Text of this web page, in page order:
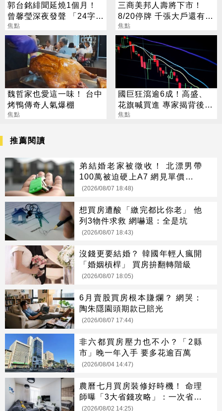
郭台銘緋聞延燒1個月！
曾馨瑩深夜發聲 「24字」
吐盡最心繫的事
焦點
三商美邦人壽將下市！
8/20停牌 千張大戶還有
252人
焦點
魏哲家也愛這一味！ 台中
烤鴨傳奇人氣爆棚
焦點
國巨狂瀉逾6成！高盛、
花旗喊買進 專家揭背後真
相
焦點
推薦閱讀
弟結婚老家被徵收！ 北漂男帶
100萬被迫硬上A7 網見單價驚呆
了
(2026/08/07 18:48)
想買房遭酸「繳完都比你老」 他
列3物件求救 網嚇退：全是坑
(2026/08/07 18:43)
沒錢更要結婚？ 韓國年輕人瘋開
「婚姻槓桿」 買房拚翻轉階級
(2026/08/07 18:05)
6月賣股買房根本賺爛？ 網哭：
陶朱隱園頭期款已賠光
(2026/08/07 17:44)
非六都買房壓力也不小？「2縣
市」晚一年入手 要多花逾百萬
(2026/08/04 14:47)
農曆七月買房裝修好時機！ 命理
師曝「3大省錢攻略」：一次省很
大
(2026/08/02 14:25)